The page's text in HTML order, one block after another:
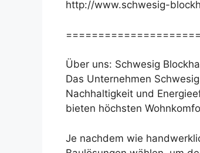
http://www.schwesig-
Über uns: Schwesig
Das Unternehmen
Nachhaltigkeit und
bieten höchsten
Je nachdem wie